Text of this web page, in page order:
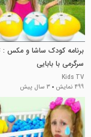
برنامه کودک ساشا و مکس :
سرگرمی با بابایی
Kids TV
499 نمایش
3 سال پیش